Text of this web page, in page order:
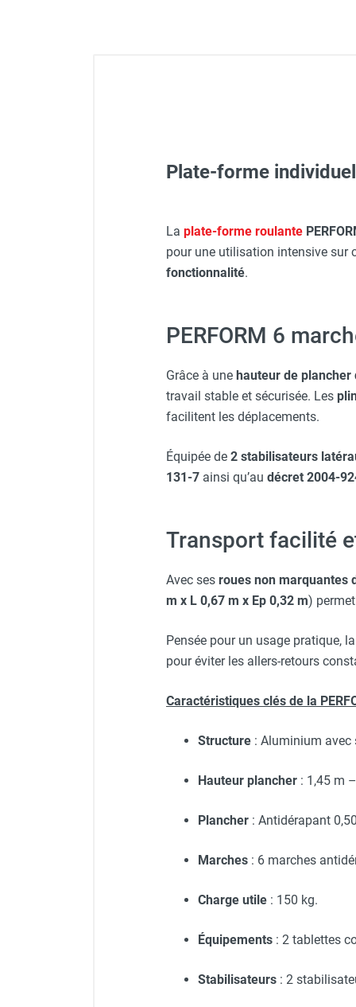
Casque de protection blanc
Veste de chantier PE10J -
Protecteur d'oreilles avec
Veste de chantier PE10J -
Plate-forme
La plate-forme roulante
pour une utilisation intensive sur
fonctionnalité.
PERFORM 6
Grâce à une hauteur de plancher
travail stable et sécurisée. Les
facilitent les déplacements.
Équipée de 2 stabilisateurs
131-7 ainsi qu’au décret 2004-
Transport facilité
Avec ses roues non marquantes
m x L 0,67 m x Ep 0,32 m)
Pensée pour un usage pratique,
pour éviter les allers-retours
Caractéristiques clés de la
Structure : Aluminium avec
Hauteur plancher : 1,45 m –
Plancher : Antidérapant
Marches : 6 marches
Charge utile : 150 kg.
Équipements : 2 tablettes
Stabilisateurs : 2